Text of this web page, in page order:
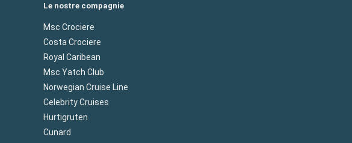
Le nostre compagnie
Msc Crociere
Costa Crociere
Royal Caribean
Msc Yatch Club
Norwegian Cruise Line
Celebrity Cruises
Hurtigruten
Cunard